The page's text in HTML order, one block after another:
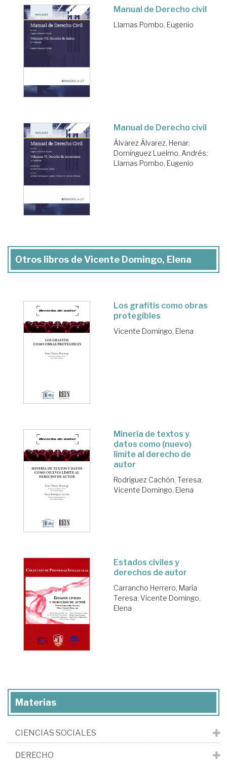
Manual de Derecho civil
Llamas Pombo, Eugenio
Manual de Derecho civil
Álvarez Álvarez, Henar;
Domínguez Luelmo, Andrés;
Llamas Pombo, Eugenio
Otros libros de Vicente Domingo, Elena
Los grafitis como obras
protegibles
Vicente Domingo, Elena
Minería de textos y
datos como (nuevo)
límite al derecho de
autor
Rodríguez Cachón, Teresa;
Vicente Domingo, Elena
Estados civiles y
derechos de autor
Carrancho Herrero, María
Teresa; Vicente Domingo,
Elena
Materias
CIENCIAS SOCIALES
DERECHO